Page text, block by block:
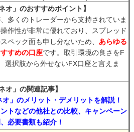
オ」のおすすめポイント】
多くのトレーダーから支持されていま
作性が非常に優れており、スプレッド
ペック面も申し分ないため、 あらゆる
すめの口座です。取引環境の良さをF
選択肢から外せないFX口座と言えま
オ」の関連記事】
」のメリット・デメリットを解説！
トなどの他社との比較、キャンペーン
必要書類も紹介！